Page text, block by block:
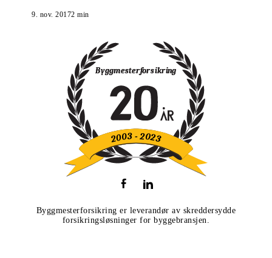
it could cost you dearly.
9. nov. 20172 min
Byggmesterforsikring er leverandør av skreddersydde
forsikringsløsninger for byggebransjen.